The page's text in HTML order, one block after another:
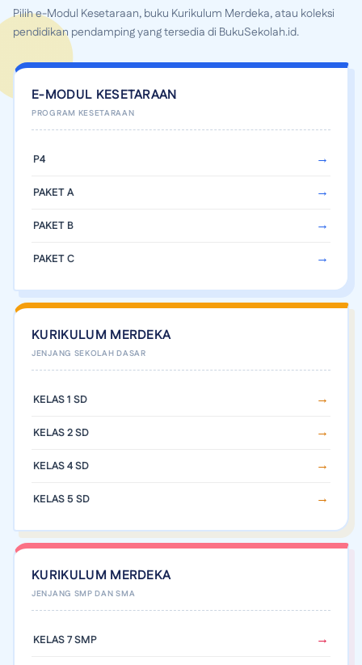
Pilih e-Modul Kesetaraan, buku Kurikulum Merdeka, atau koleksi
pendidikan pendamping yang tersedia di BukuSekolah.id.
E-MODUL KESETARAAN
P4
PAKET A
PAKET B
PAKET C
KURIKULUM MERDEKA
KELAS 1 SD
KELAS 2 SD
KELAS 4 SD
KELAS 5 SD
KURIKULUM MERDEKA
KELAS 7 SMP